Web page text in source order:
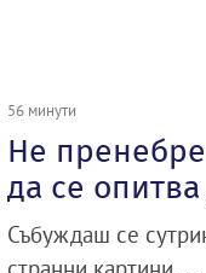
56 минути
Не
да се
Събуждаш се